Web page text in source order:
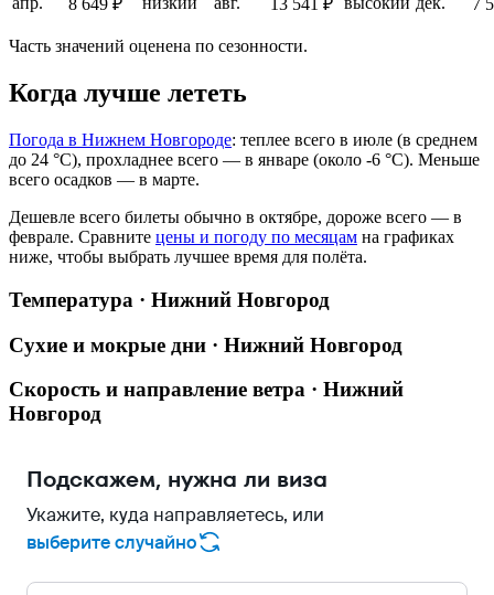
8 649 ₽ 13 541 ₽ 7
Часть значений оценена по сезонности.
Когда лучше лететь
Погода в Нижнем Новгороде: теплее всего в июле (в среднем
до 24 °C), прохладнее всего — в январе (около -6 °C). Меньше
всего осадков — в марте.
Дешевле всего билеты обычно в октябре, дороже всего — в
феврале. Сравните цены и погоду по месяцам на графиках
ниже, чтобы выбрать лучшее время для полёта.
Температура · Нижний Новгород
Сухие и мокрые дни · Нижний Новгород
Скорость и направление ветра · Нижний
Новгород
Подскажем, нужна ли виза
Укажите, куда направляетесь, или
выберите случайно